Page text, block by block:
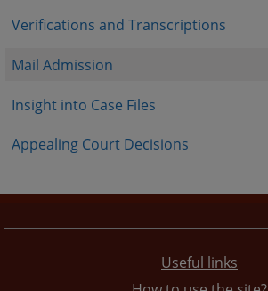
Verifications and Transcriptions
Mail Admission
Insight into Case Files
Appealing Court Decisions
Useful links